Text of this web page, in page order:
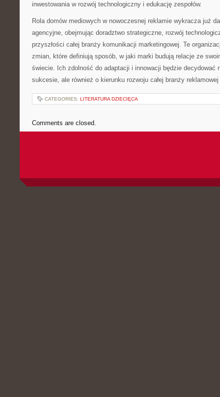
inwestowania w rozwój technologiczny i edukację zespołów.
Rola domów mediowych w nowoczesnej reklamie wykracza już
agencyjne, obejmując doradztwo strategiczne, rozwój
przyszłości całej branży komunikacji marketingowej. Te
zmian, które definiują sposób, w jaki marki budują relacje ze
świecie. Ich zdolność do adaptacji i innowacji będzie decydować
sukcesie, ale również o kierunku rozwoju całej branży
CATEGORIES: LITERATURA DZIECIĘCA
Comments are closed.